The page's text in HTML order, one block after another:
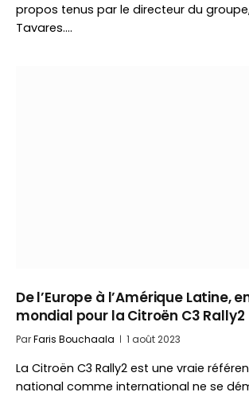
propos tenus par le directeur du
Tavares.…
De l’Europe à l’Amérique Latine,
mondial pour la Citroën C3 Rally2
ParFaris Bouchaala 1 août 2023
La Citroën C3 Rally2 est une vraie
national comme international ne se